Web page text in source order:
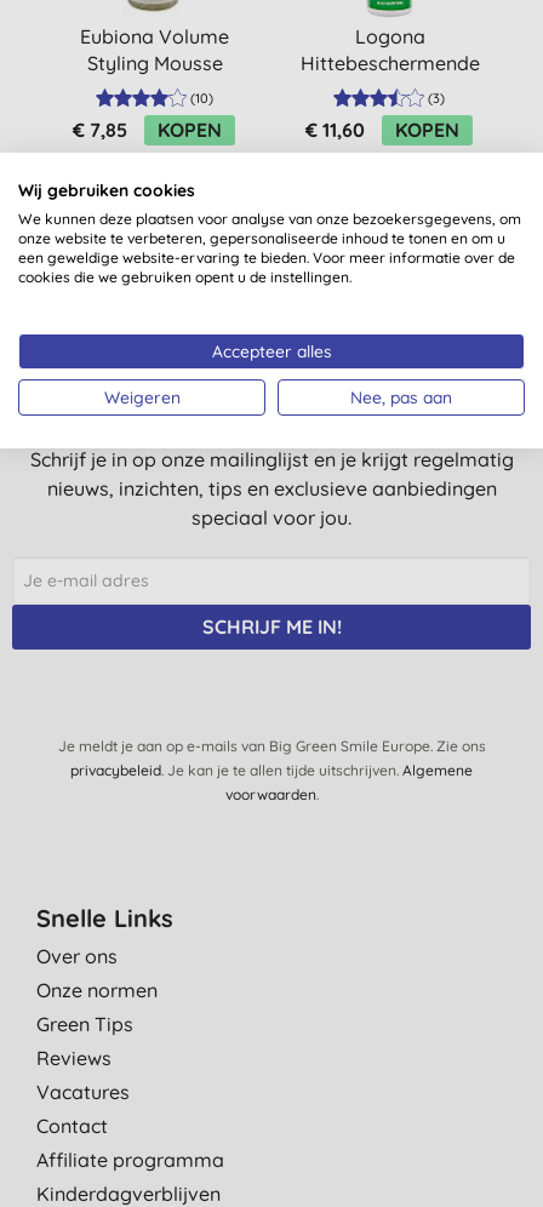
Eubiona Volume
Styling Mousse
(10)
€ 7,85 KOPEN
Logona
Hittebeschermende
Spray
(3)
€ 11,60 KOPEN
Nog meer redenen voor een
Schrijf je in op onze mailinglijst en je krijgt regelmatig
nieuws, inzichten, tips en exclusieve aanbiedingen
speciaal voor jou.
SCHRIJF ME IN!
Je meldt je aan op e-mails van Big Green Smile Europe. Zie ons
privacybeleid. Je kan je te allen tijde uitschrijven. Algemene
voorwaarden.
Snelle Links
Over ons
Onze normen
Green Tips
Reviews
Vacatures
Contact
Affiliate programma
Kinderdagverblijven
Wij gebruiken cookies
We kunnen deze plaatsen voor analyse van onze bezoekersgegevens, om
onze website te verbeteren, gepersonaliseerde inhoud te tonen en om u
een geweldige website-ervaring te bieden. Voor meer informatie over de
cookies die we gebruiken opent u de instellingen.
Accepteer alles
Weigeren Nee, pas aan